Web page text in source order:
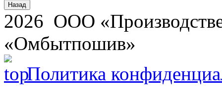
2026 ООО
«Омбытпошив»
Политика